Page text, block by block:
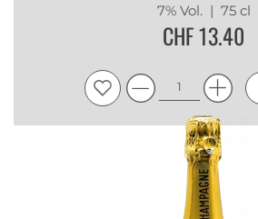
7% Vol. | 75 cl
CHF 13.40